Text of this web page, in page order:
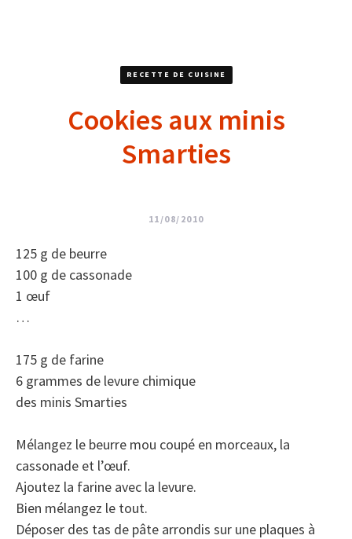
RECETTE DE CUISINE
Cookies aux minis
Smarties
11/08/2010
125 g de beurre
100 g de cassonade
1 œuf
…
175 g de farine
6 grammes de levure chimique
des minis Smarties
Mélangez le beurre mou coupé en morceaux, la
cassonade et l’œuf.
Ajoutez la farine avec la levure.
Bien mélangez le tout.
Déposer des tas de pâte arrondis sur une plaques à